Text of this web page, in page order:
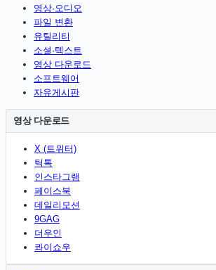
영상·오디오
파일 변환
유틸리티
소셜·텍스트
영상 다운로드
소프트웨어
자유게시판
영상 다운로드
X (트위터)
틱톡
인스타그램
페이스북
데일리모션
9GAG
더우인
콰이쇼우